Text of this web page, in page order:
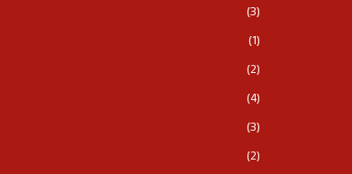
(3)
(1)
(2)
(4)
(3)
(2)